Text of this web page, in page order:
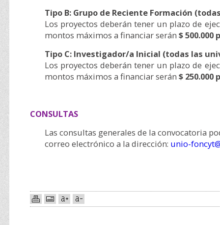
Tipo B: Grupo de Reciente Formación
Los proyectos deberán tener un plazo de
montos máximos a financiar serán $ 500.000
Tipo C: Investigador/a Inicial (todas las
Los proyectos deberán tener un plazo de
montos máximos a financiar serán $ 250.000
CONSULTAS
Las consultas generales de la convocatoria
correo electrónico a la dirección: unio-